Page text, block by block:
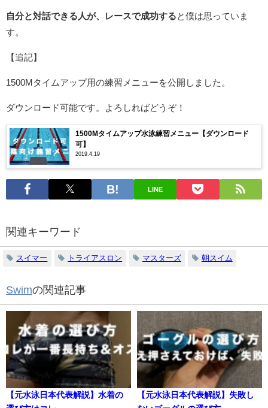
自分と対話できる人が、レースで成功する と僕は思っていま
す。
【追記】
1500Mタイムアップ用の練習メニューを公開しました。
ダウンロード可能です。よろしればどうぞ！
1500Mタイムアップ水泳練習メニュー【ダウンロード
可】
2019.4.19
LINE
関連キーワード
スイマー トライアスロン マスターズ 朝スイム
Swimの関連記事
【元水泳日本代表解説】水着の
【元水泳日本代表解説】失敗し